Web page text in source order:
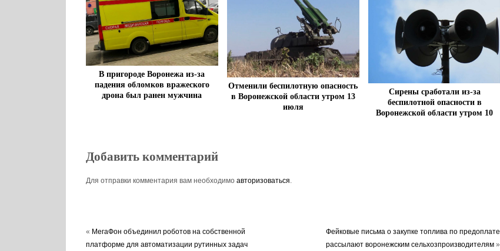
В пригороде Воронежа из-за
падения обломков вражеского
дрона был ранен мужчина
Отменили беспилотную опасность
в Воронежской области утром 13
июля
Сирены сработали из-за
беспилотной опасности в
Воронежской области утром 10
Добавить комментарий
Для отправки комментария вам необходимо авторизоваться.
« МегаФон объединил роботов на собственной
платформе для автоматизации рутинных задач
Фейковые письма о закупке топлива по предоплате
рассылают воронежским сельхозпроизводителям »